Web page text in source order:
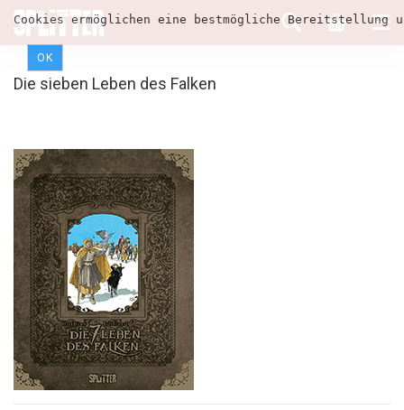
Cookies ermöglichen eine bestmögliche
OK
Die sieben Leben des Falken